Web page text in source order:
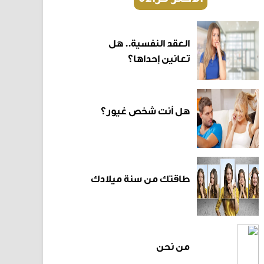
العقد النفسية.. هل
تعانين إحداها؟
هل أنت شخص غيور؟
طاقتك من سنة ميلادك
من نحن